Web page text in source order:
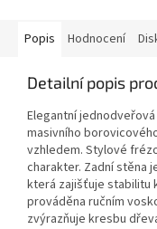
Popis Hodnocení
Detailní popis
Elegantní
masivního
vzhledem. Stylové
charakter. Zadní stěna
která zajišťuje stabilitu
prováděna ručním
zvýrazňuje kresbu